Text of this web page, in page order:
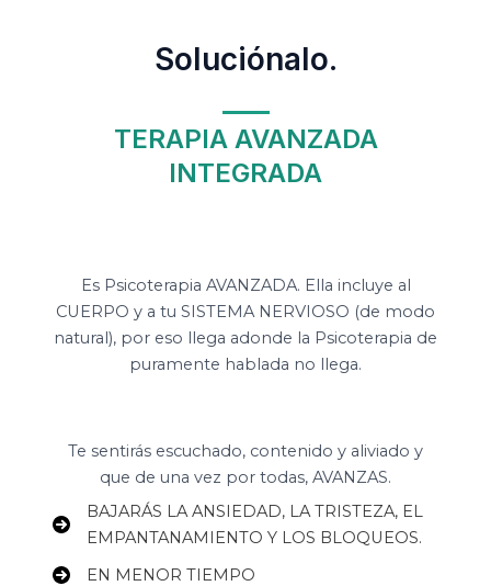
Soluciónalo.​
TERAPIA AVANZADA
INTEGRADA
Es Psicoterapia AVANZADA. Ella incluye al
CUERPO y a tu SISTEMA NERVIOSO (de modo
natural), por eso llega adonde la Psicoterapia de
puramente hablada no llega.
Te sentirás escuchado, contenido y aliviado y
que de una vez por todas, AVANZAS.
BAJARÁS LA ANSIEDAD, LA TRISTEZA, EL
EMPANTANAMIENTO Y LOS BLOQUEOS.
EN MENOR TIEMPO